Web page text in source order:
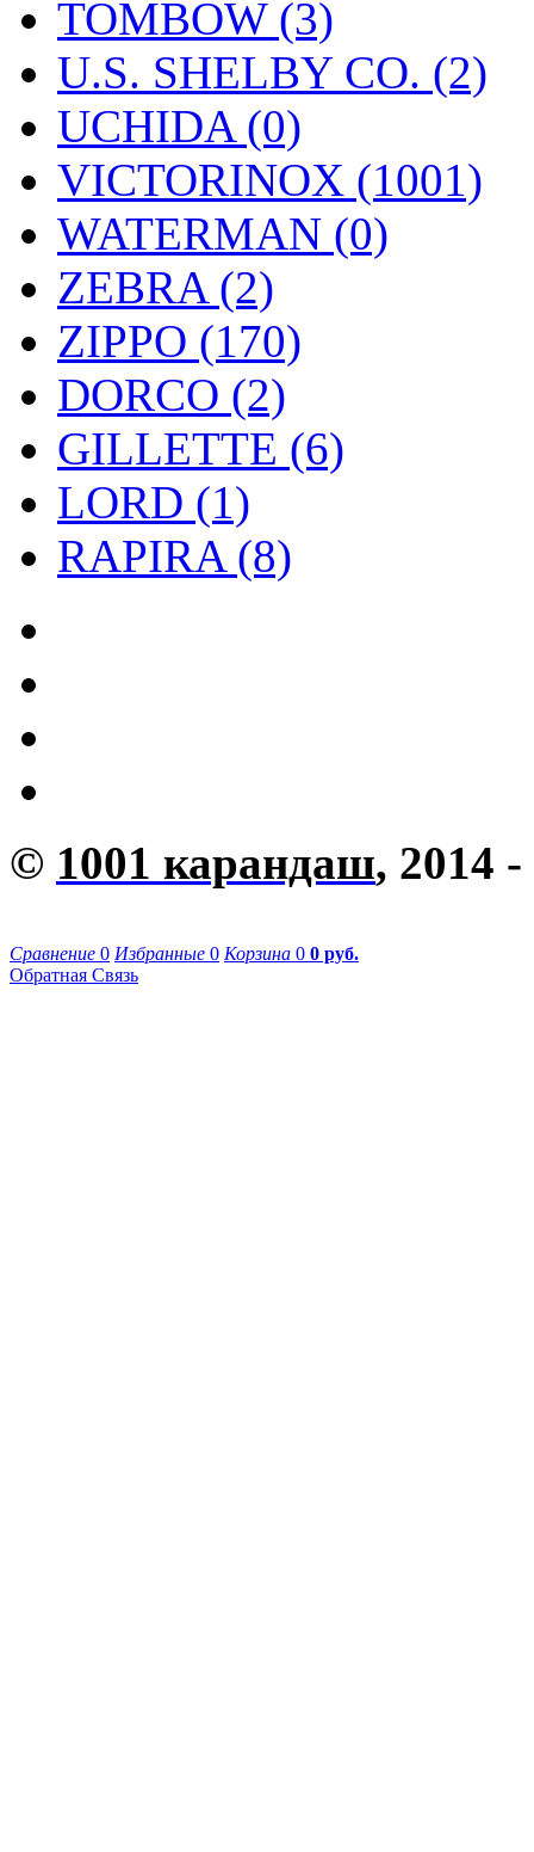
TOMBOW (3)
U.S. SHELBY CO. (2)
UCHIDA (0)
VICTORINOX (1001)
WATERMAN (0)
ZEBRA (2)
ZIPPO (170)
DORCO (2)
GILLETTE (6)
LORD (1)
RAPIRA (8)
© 1001 карандаш, 2014 -
Сравнение 0 Избранные 0 Корзина 0 0 руб.
Обратная Связь